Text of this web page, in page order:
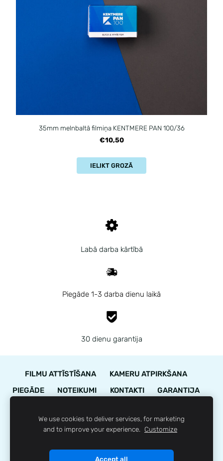
Labā darba kārtībā
Piegāde 1-3 darba dienu laikā
30 dienu garantija
35mm melnbaltā filmiņa KENTMERE PAN 100/36
€10,50
IELIKT GROZĀ
FILMU ATTĪSTĪŠANA
KAMERU ATPIRKŠANA
PIEGĀDE
NOTEIKUMI KONTAKTI
GARANTIJA
LOJALITĀTES PROGRAMMA
SĪKDATNES
© 35mm.lv
We use cookies to deliver services, for marketing
and to improve your experience. Customize
Accept all